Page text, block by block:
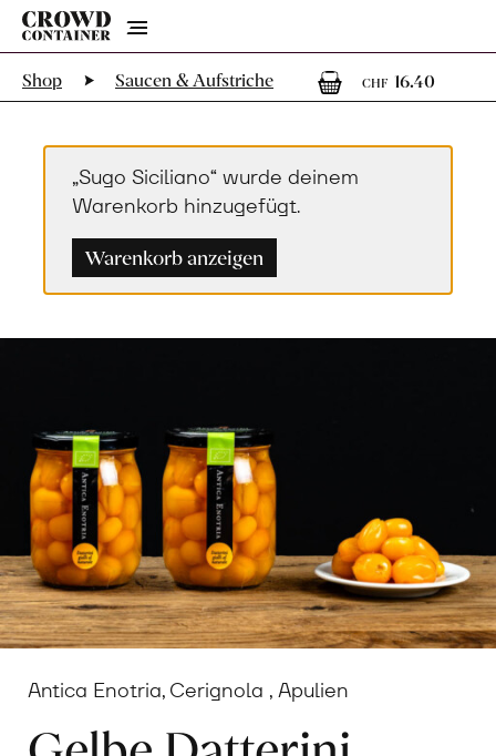
Menu
Shop Saucen & Aufstriche
CHF 16.401
„Sugo Siciliano“ wurde deinem
Warenkorb hinzugefügt.
Warenkorb anzeigen
Antica Enotria, Cerignola , Apulien